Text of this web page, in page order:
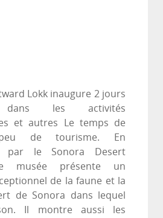
Lokk inaugure 2 jours
dans les activités
et autres Le temps de
de tourisme. En
par le Sonora Desert
musée présente un
de la faune et la
de Sonora dans lequel
Il montre aussi les